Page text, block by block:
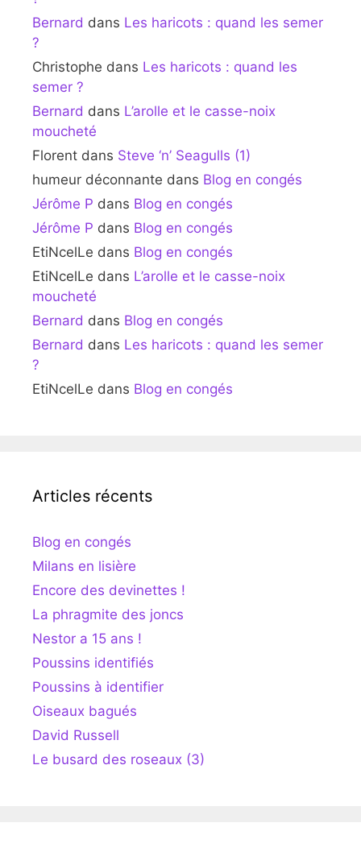
Bernard dans Les haricots : quand les semer
?
Christophe dans Les haricots : quand les
semer ?
Bernard dans L’arolle et le casse-noix
moucheté
Florent dans Steve ‘n’ Seagulls (1)
humeur déconnante dans Blog en congés
Jérôme P dans Blog en congés
Jérôme P dans Blog en congés
EtiNcelLe dans Blog en congés
EtiNcelLe dans L’arolle et le casse-noix
moucheté
Bernard dans Blog en congés
Bernard dans Les haricots : quand les semer
?
EtiNcelLe dans Blog en congés
Articles récents
Blog en congés
Milans en lisière
Encore des devinettes !
La phragmite des joncs
Nestor a 15 ans !
Poussins identifiés
Poussins à identifier
Oiseaux bagués
David Russell
Le busard des roseaux (3)